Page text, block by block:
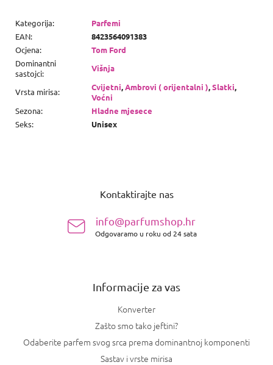
Kategorija:
Parfemi
EAN:
8423564091383
Ocjena:
Tom Ford
Dominantni
sastojci:
Višnja
Vrsta mirisa: Cvijetni,Ambrovi ( orijentalni ),Slatki,
Voćni
Sezona:
Hladne mjesece
Seks: Unisex
Kontaktirajte nas
info@parfumshop.hr
Odgovaramo u roku od 24 sata
Informacije za vas
Konverter
Zašto smo tako jeftini?
Odaberite parfem svog srca prema dominantnoj komponenti
Sastav i vrste mirisa